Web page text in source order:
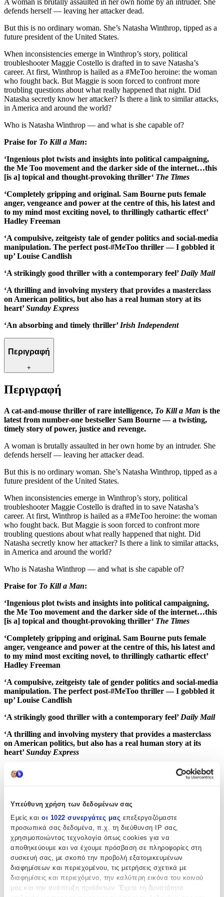
Υπεύθυνη χρήση των δεδομένων σας
Εμείς και οι 1022 συνεργάτες μας επεξεργαζόμαστε
προσωπικά σας δεδομένα, π.χ. τη διεύθυνση IP σας,
χρησιμοποιώντας τεχνολογία όπως cookies για να
αποθηκεύουμε και να έχουμε πρόσβαση σε πληροφορίες στη
συσκευή σας, με σκοπό την προβολή εξατομικευμένων
διαφημίσεων και περιεχομένου, τις μετρήσεις σχετικά με
διαφημίσεις και περιεχόμενο, την καλύτερη εικόνα του κοινού
μας και την ανάπτυξη προϊόντων. Έχετε τη δυνατότητα
A woman is brutally assaulted in her own home by an intruder. She
defends herself — leaving her attacker dead.
But this is no ordinary woman. She’s Natasha Winthrop, tipped as a
future president of the United States.
When inconsistencies emerge in Winthrop’s story, political
troubleshooter Maggie Costello is drafted in to save Natasha’s
career. At first, Winthrop is hailed as a #MeToo heroine: the woman
who fought back. But Maggie is soon forced to confront more
troubling questions about what really happened that night. Did
Natasha secretly know her attacker? Is there a link to similar attacks,
in America and around the world?
Who is Natasha Winthrop — and what is she capable of?
Praise for To Kill a Man:
‘Ingenious plot twists and insights into political campaigning,
the Me Too movement and the darker side of the internet…this
[is a] topical and thought-provoking thriller‘ The Times
‘Completely gripping and original. Sam Bourne puts female
anger, vengeance and power at the centre of this, his latest and
to my mind most exciting novel, to thrillingly cathartic effect’
Hadley Freeman
‘A compulsive, zeitgeisty tale of gender politics and social-media
manipulation. The perfect post-#MeToo thriller — I gobbled it
up’ Louise Candlish
‘A strikingly good thriller with a contemporary feel’ Daily Mail
‘A thrilling and involving mystery that provides a masterclass
on American politics, but also has a real human story at its
heart’Sunday Express
‘An absorbing and timely thriller’ Irish Independent
Περιγραφή
+
Περιγραφή
A cat-and-mouse thriller of rare intelligence, To Kill a Man is the
latest from number-one bestseller Sam Bourne — a twisting,
timely story of power, justice and revenge.
A woman is brutally assaulted in her own home by an intruder. She
defends herself — leaving her attacker dead.
But this is no ordinary woman. She’s Natasha Winthrop, tipped as a
future president of the United States.
When inconsistencies emerge in Winthrop’s story, political
troubleshooter Maggie Costello is drafted in to save Natasha’s
career. At first, Winthrop is hailed as a #MeToo heroine: the woman
who fought back. But Maggie is soon forced to confront more
troubling questions about what really happened that night. Did
Natasha secretly know her attacker? Is there a link to similar attacks,
in America and around the world?
Who is Natasha Winthrop — and what is she capable of?
Praise for To Kill a Man:
‘Ingenious plot twists and insights into political campaigning,
the Me Too movement and the darker side of the internet…this
[is a] topical and thought-provoking thriller‘ The Times
‘Completely gripping and original. Sam Bourne puts female
anger, vengeance and power at the centre of this, his latest and
to my mind most exciting novel, to thrillingly cathartic effect’
Hadley Freeman
‘A compulsive, zeitgeisty tale of gender politics and social-media
manipulation. The perfect post-#MeToo thriller — I gobbled it
up’ Louise Candlish
‘A strikingly good thriller with a contemporary feel’ Daily Mail
‘A thrilling and involving mystery that provides a masterclass
on American politics, but also has a real human story at its
heart’Sunday Express
‘An absorbing and timely thriller’
Irish Independent
Χαρακτηριστικά
Sam Bourne
Εκδότης:
Quercus Publishing
Ημερομηνία Έκδοσης: